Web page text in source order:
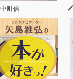
中町信